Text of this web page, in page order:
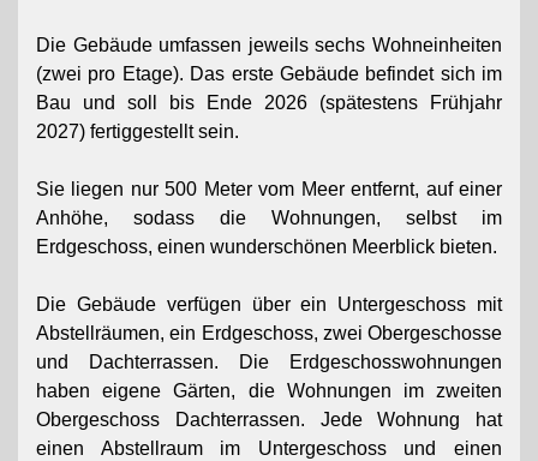
Die Gebäude umfassen jeweils sechs Wohneinheiten
(zwei pro Etage). Das erste Gebäude befindet sich im
Bau und soll bis Ende 2026 (spätestens Frühjahr
2027) fertiggestellt sein.
Sie liegen nur 500 Meter vom Meer entfernt, auf einer
Anhöhe, sodass die Wohnungen, selbst im
Erdgeschoss, einen wunderschönen Meerblick bieten.
Die Gebäude verfügen über ein Untergeschoss mit
Abstellräumen, ein Erdgeschoss, zwei Obergeschosse
und Dachterrassen. Die Erdgeschosswohnungen
haben eigene Gärten, die Wohnungen im zweiten
Obergeschoss Dachterrassen. Jede Wohnung hat
einen Abstellraum im Untergeschoss und einen